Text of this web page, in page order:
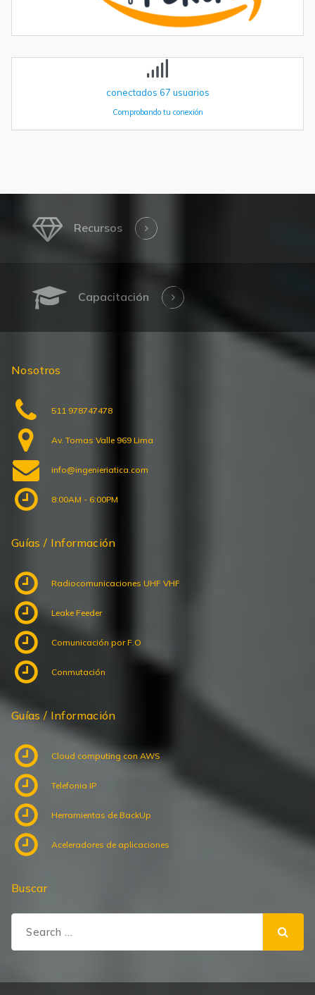
acelerando. Las instalaciones globales de robots industriales
superaron las 590.000 unidades en 2023 y se proyecta que
Guías / Información